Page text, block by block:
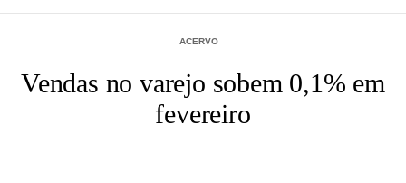
ACERVO
Vendas no varejo sobem 0,1% em
fevereiro